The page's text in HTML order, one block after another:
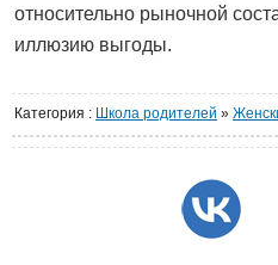
относительно рыночной
иллюзию выгоды.
Категория : Школа родителей »